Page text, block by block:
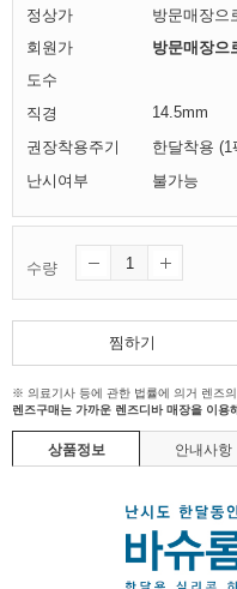
정상가
방문매장으
회원가
방문매장으
도수
직경
14.5mm
권장착용주기
한달착용 (1
난시여부
불가능
수량
찜하기
※ 의료기사 등에 관한 법률에 의거 렌즈의
렌즈구매는 가까운 렌즈디바 매장을 이용
상품정보 안내사항